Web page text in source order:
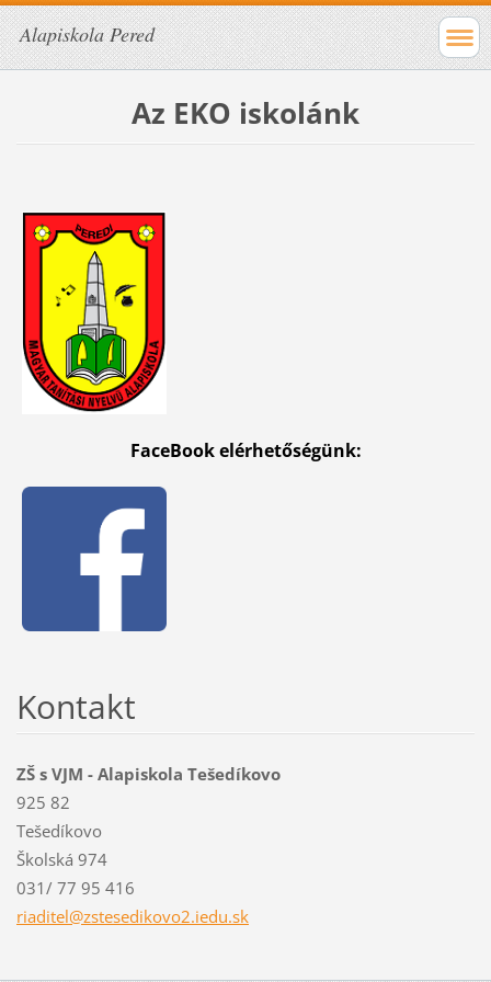
Alapiskola Pered
Az EKO iskolánk
FaceBook elérhetőségünk:
Kontakt
ZŠ s VJM - Alapiskola Tešedíkovo
925 82
Tešedíkovo
Školská 974
031/ 77 95 416
riaditel@zstesedikovo2.iedu.sk